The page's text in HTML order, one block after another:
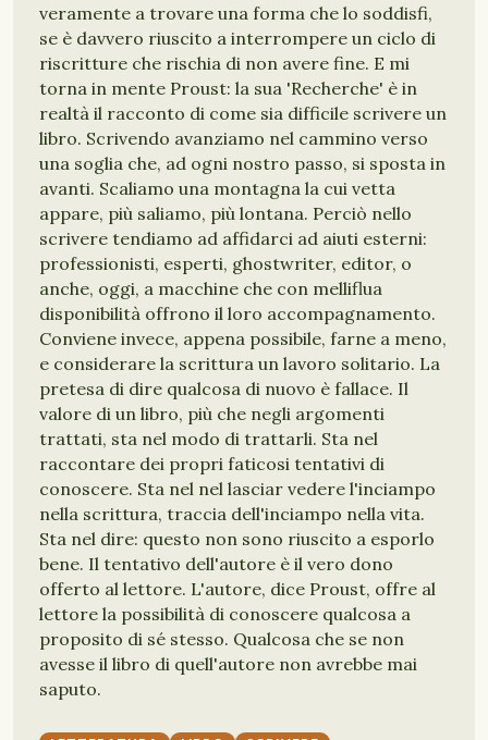
veramente a trovare una forma che lo soddisfi,
se è davvero riuscito a interrompere un ciclo di
riscritture che rischia di non avere fine. E mi
torna in mente Proust: la sua 'Recherche' è in
realtà il racconto di come sia difficile scrivere un
libro. Scrivendo avanziamo nel cammino verso
una soglia che, ad ogni nostro passo, si sposta in
avanti. Scaliamo una montagna la cui vetta
appare, più saliamo, più lontana. Perciò nello
scrivere tendiamo ad affidarci ad aiuti esterni:
professionisti, esperti, ghostwriter, editor, o
anche, oggi, a macchine che con melliflua
disponibilità offrono il loro accompagnamento.
Conviene invece, appena possibile, farne a meno,
e considerare la scrittura un lavoro solitario. La
pretesa di dire qualcosa di nuovo è fallace. Il
valore di un libro, più che negli argomenti
trattati, sta nel modo di trattarli. Sta nel
raccontare dei propri faticosi tentativi di
conoscere. Sta nel nel lasciar vedere l'inciampo
nella scrittura, traccia dell'inciampo nella vita.
Sta nel dire: questo non sono riuscito a esporlo
bene. Il tentativo dell'autore è il vero dono
offerto al lettore. L'autore, dice Proust, offre al
lettore la possibilità di conoscere qualcosa a
proposito di sé stesso. Qualcosa che se non
avesse il libro di quell'autore non avrebbe mai
saputo.